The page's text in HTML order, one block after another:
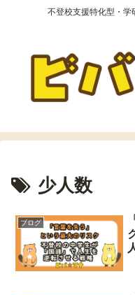
不登校支援特化型・学
少人数
ブログ